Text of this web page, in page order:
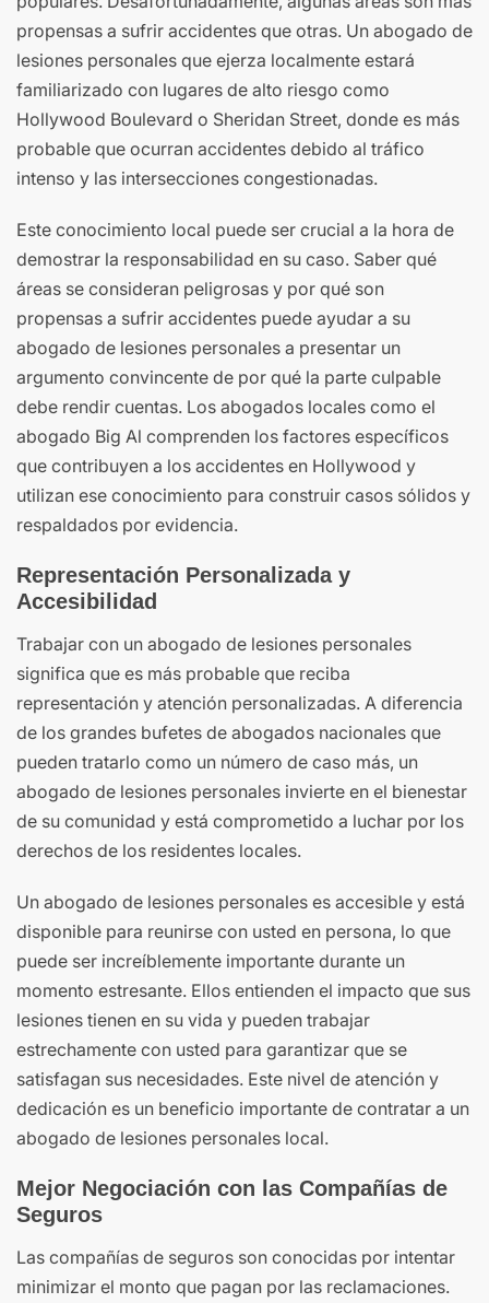
propensas a sufrir accidentes que otras. Un abogado de
lesiones personales que ejerza localmente estará
familiarizado con lugares de alto riesgo como
Hollywood Boulevard o Sheridan Street, donde es más
probable que ocurran accidentes debido al tráfico
intenso y las intersecciones congestionadas.
Este conocimiento local puede ser crucial a la hora de
demostrar la responsabilidad en su caso. Saber qué
áreas se consideran peligrosas y por qué son
propensas a sufrir accidentes puede ayudar a su
abogado de lesiones personales a presentar un
argumento convincente de por qué la parte culpable
debe rendir cuentas. Los abogados locales como el
abogado Big Al comprenden los factores específicos
que contribuyen a los accidentes en Hollywood y
utilizan ese conocimiento para construir casos sólidos y
respaldados por evidencia.
Representación Personalizada y
Accesibilidad
Trabajar con un abogado de lesiones personales
significa que es más probable que reciba
representación y atención personalizadas. A diferencia
de los grandes bufetes de abogados nacionales que
pueden tratarlo como un número de caso más, un
abogado de lesiones personales invierte en el bienestar
de su comunidad y está comprometido a luchar por los
derechos de los residentes locales.
Un abogado de lesiones personales es accesible y está
disponible para reunirse con usted en persona, lo que
puede ser increíblemente importante durante un
momento estresante. Ellos entienden el impacto que sus
lesiones tienen en su vida y pueden trabajar
estrechamente con usted para garantizar que se
satisfagan sus necesidades. Este nivel de atención y
dedicación es un beneficio importante de contratar a un
abogado de lesiones personales local.
Mejor Negociación con las Compañías de
Seguros
Las compañías de seguros son conocidas por intentar
minimizar el monto que pagan por las reclamaciones.